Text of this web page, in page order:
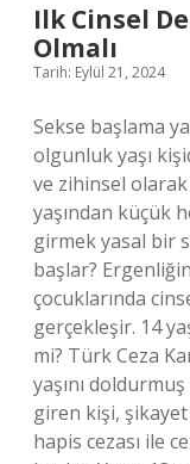
Ilk Cinsel
Olmalı
Tarih: Eylül 21, 2024
Sekse başlama
olgunluk yaşı
ve zihinsel olarak
yaşından küçük
girmek yasal bir
başlar?
çocuklarında
gerçekleşir. 14
mi? Türk Ceza
yaşını
giren kişi, şikayet
hapis cezası ile